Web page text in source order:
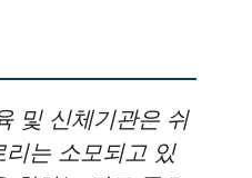
및 신체기관은 쉬
는 소모되고 있